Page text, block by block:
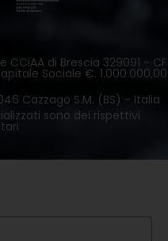
CCiAA di Brescia 329091 - CF
Sociale €. 1.000.000,00
Cazzago S.M. (BS) - Italia
sono dei rispettivi